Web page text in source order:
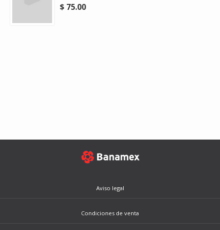
$ 75.00
Aviso legal
Condiciones de venta